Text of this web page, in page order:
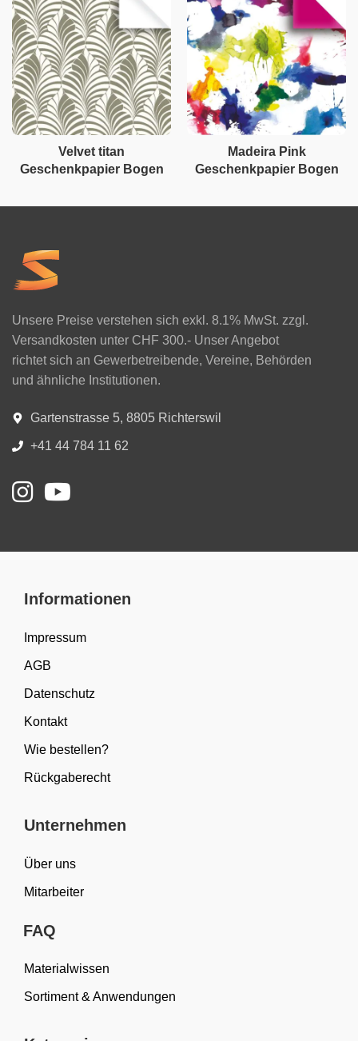
Velvet titan
Geschenkpapier Bogen
Madeira Pink
Geschenkpapier Bogen
Unsere Preise verstehen sich exkl. 8.1% MwSt. zzgl.
Versandkosten unter CHF 300.- Unser Angebot
richtet sich an Gewerbetreibende, Vereine, Behörden
und ähnliche Institutionen.
Gartenstrasse 5, 8805 Richterswil
+41 44 784 11 62
Informationen
Impressum
AGB
Datenschutz
Kontakt
Wie bestellen?
Rückgaberecht
Unternehmen
Über uns
Mitarbeiter
FAQ
Materialwissen
Sortiment & Anwendungen